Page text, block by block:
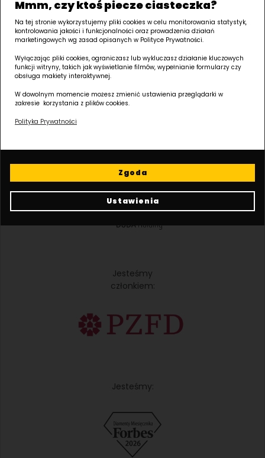
Mmm, czy ktoś piecze ciasteczka?
Na tej stronie wykorzystujemy pliki cookies w celu monitorowania statystyk,
kontrolowania jakości i funkcjonalności oraz prowadzenia działań
marketingowych wg zasad opisanych w Polityce Prywatności.
Wyłączając pliki cookies, ograniczasz lub wykluczasz działanie kluczowych
funkcji witryny, takich jak wyświetlanie filmów, wypełnianie formularzy czy
obsługa makiety interaktywnej.
W dowolnym momencie możesz zmienić ustawienia przeglądarki w
zakresie korzystania z plików cookies.
Polityka Prywatności
Ustawienia
Zgoda
Informacje o spółce:
DUDA DEVELOPMENT SPÓŁKA Z OGRANICZONĄ ODPOWIEDZIALNOŚCIĄ SPÓŁKA
KOMANDYTOWO-AKCYJNA
Macieja Palacza 144, 60-278 Poznań, Polska
NIP: 9512225907, REGON: 141070327, KRS: 0000286213
GOSPODARCZY KRAJOWEGO REJESTRU SADOWEGO, Kapitał zakładowy: 30 575
000,00 ZŁ
Należymy
Jesteśmy
członkiem:
Jesteśmy: